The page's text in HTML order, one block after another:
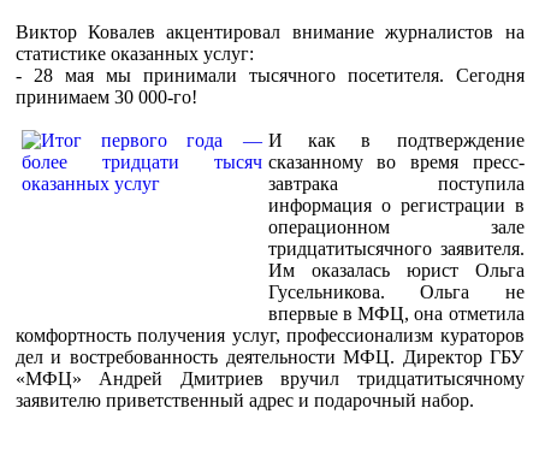
Виктор Ковалев акцентировал внимание журналистов на
статистике оказанных услуг:
- 28 мая мы принимали тысячного посетителя. Сегодня
принимаем 30 000-го!
И как в подтверждение
сказанному во время пресс-
завтрака поступила
информация о регистрации в
операционном зале
тридцатитысячного заявителя.
Им оказалась юрист Ольга
Гусельникова. Ольга не
впервые в МФЦ, она отметила
комфортность получения услуг, профессионализм кураторов
дел и востребованность деятельности МФЦ. Директор ГБУ
«МФЦ» Андрей Дмитриев вручил тридцатитысячному
заявителю приветственный адрес и подарочный набор.